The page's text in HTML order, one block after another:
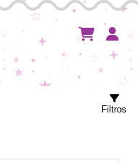
Filtros